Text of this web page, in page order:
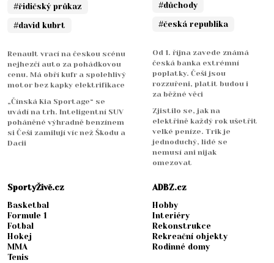
#řidičský průkaz
#david kubrt
Renault vrací na českou scénu
nejhezčí auto za pohádkovou
cenu. Má obří kufr a spolehlivý
motor bez kapky elektrifikace
„Čínská Kia Sportage“ se
uvádí na trh. Inteligentní SUV
poháněné výhradně benzínem
si Češi zamilují víc než Škodu a
Dacii
#důchody
#česká republika
Od 1. října zavede známá
česká banka extrémní
poplatky. Češi jsou
rozzuřeni, platit budou i
za běžné věci
Zjistilo se, jak na
elektřině každý rok ušetřit
velké peníze. Trik je
jednoduchý, lidé se
nemusí ani nijak
omezovat
SportyŽivě.cz
Basketbal
Formule 1
Fotbal
Hokej
MMA
Tenis
ADBZ.cz
Hobby
Interiéry
Rekonstrukce
Rekreační objekty
Rodinné domy